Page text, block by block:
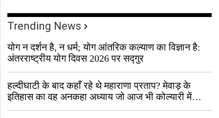
Trending News
योग न दर्शन है, न धर्म; योग आंतरिक कल्याण का विज्ञान है:
अंतरराष्ट्रीय योग दिवस 2026 पर सद्गुर
हल्दीघाटी के बाद कहाँ रहे थे महाराणा प्रताप? मेवाड़ के
इतिहास का वह अनकहा अध्याय जो आज भी कोल्यारी में
जीवित है